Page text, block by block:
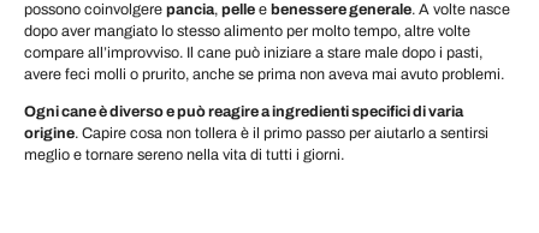
possono coinvolgere pancia, pelle e benessere generale. A volte nasce
dopo aver mangiato lo stesso alimento per molto tempo, altre volte
compare all’improvviso. Il cane può iniziare a stare male dopo i pasti,
avere feci molli o prurito, anche se prima non aveva mai avuto problemi.
Ogni cane è diverso e può reagire a ingredienti specifici di varia
origine. Capire cosa non tollera è il primo passo per aiutarlo a sentirsi
meglio e tornare sereno nella vita di tutti i giorni.